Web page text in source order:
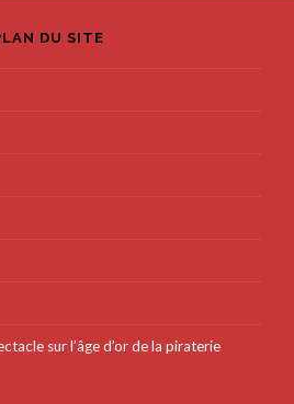
DU SITE
sur l’âge d’or de la piraterie